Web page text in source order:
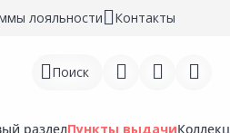
лояльности Контакты
Поиск
разделПункты выдачи